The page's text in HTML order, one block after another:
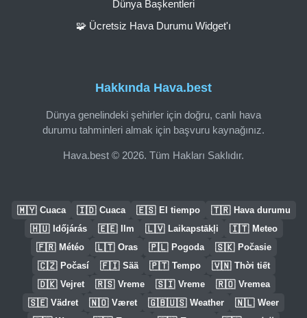
Hakkında Hava.best
Dünya genelindeki şehirler için doğru, canlı hava
durumu tahminleri almak için başvuru kaynağınız.
Hava.best © 2026. Tüm Hakları Saklıdır.
Dünya Başkentleri
🧩 Ücretsiz Hava Durumu Widget'ı
🇲🇾 Cuaca 🇮🇩 Cuaca 🇪🇸 El tiempo 🇹🇷 Hava durumu
🇭🇺 Időjárás 🇪🇪 Ilm 🇱🇻 Laikapstākļi 🇮🇹 Meteo
🇫🇷 Météo 🇱🇹 Oras 🇵🇱 Pogoda 🇸🇰 Počasie
🇨🇿 Počasí 🇫🇮 Sää 🇵🇹 Tempo 🇻🇳 Thời tiết
🇩🇰 Vejret 🇷🇸 Vreme 🇸🇮 Vreme 🇷🇴 Vremea
🇸🇪 Vädret 🇳🇴 Været 🇬🇧🇺🇸 Weather 🇳🇱 Weer